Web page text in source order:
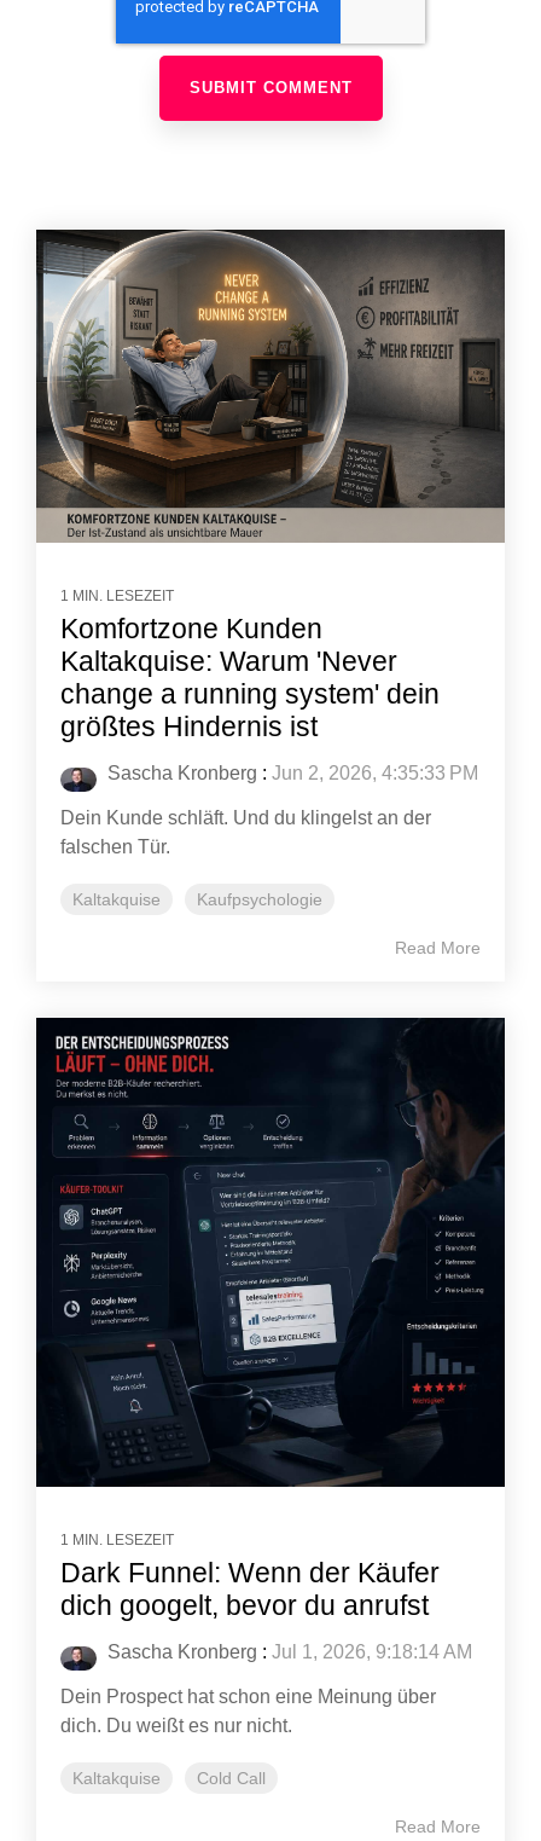
1 MIN. LESEZEIT
Komfortzone Kunden
Kaltakquise: Warum 'Never
change a running system' dein
größtes Hindernis ist
Sascha Kronberg : Jun 2, 2026, 4:35:33 PM
Dein Kunde schläft. Und du klingelst an der
falschen Tür.
Kaltakquise Kaufpsychologie
Read More
1 MIN. LESEZEIT
Dark Funnel: Wenn der Käufer
dich googelt, bevor du anrufst
Sascha Kronberg : Jul 1, 2026, 9:18:14 AM
Dein Prospect hat schon eine Meinung über
dich. Du weißt es nur nicht.
Kaltakquise Cold Call
Read More